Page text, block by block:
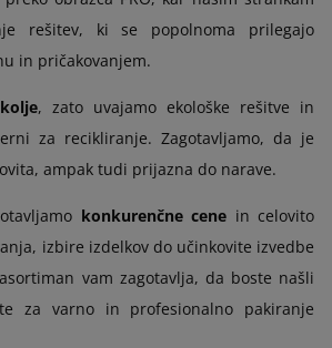
rešitev, ki se popolnoma prilegajo
in pričakovanjem.
, zato uvajamo ekološke rešitve in
za recikliranje. Zagotavljamo, da je
ampak tudi prijazna do narave.
konkurenčne cene in celovito
izbire izdelkov do učinkovite izvedbe
vam zagotavlja, da boste našli
za varno in profesionalno pakiranje